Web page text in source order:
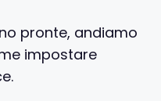
pronte, andiamo
impostare